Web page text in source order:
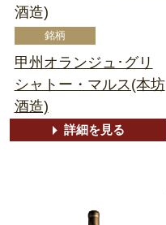
酒造)
甲州オランジュ･グリ
シャトー・マルス(本坊
酒造)
詳細を見る